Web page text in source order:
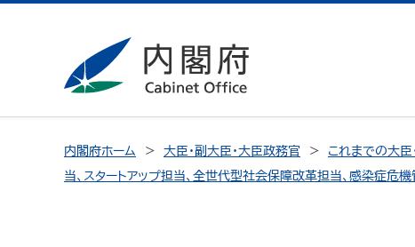
内閣府ホーム 大臣・副大臣・大臣政務官 これまでの大臣
当、スタートアップ担当、全世代型社会保障改革担当、感染症危